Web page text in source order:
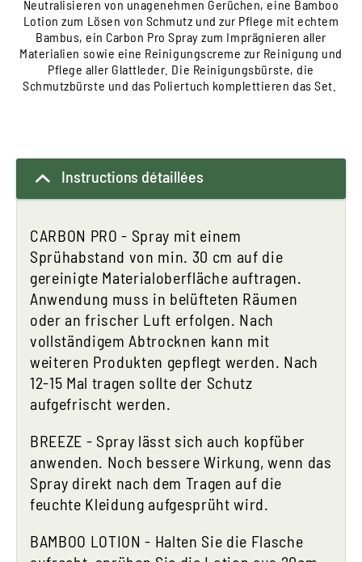
Neutralisieren von unagenehmen Gerüchen, eine Bamboo
Lotion zum Lösen von Schmutz und zur Pflege mit echtem
Bambus, ein Carbon Pro Spray zum Imprägnieren aller
Materialien sowie eine Reinigungscreme zur Reinigung und
Pflege aller Glattleder. Die Reinigungsbürste, die
Schmutzbürste und das Poliertuch komplettieren das Set.
Instructions détaillées
CARBON PRO - Spray mit einem
Sprühabstand von min. 30 cm auf die
gereinigte Materialoberfläche auftragen.
Anwendung muss in belüfteten Räumen
oder an frischer Luft erfolgen. Nach
vollständigem Abtrocknen kann mit
weiteren Produkten gepflegt werden. Nach
12-15 Mal tragen sollte der Schutz
aufgefrischt werden.
BREEZE - Spray lässt sich auch kopfüber
anwenden. Noch bessere Wirkung, wenn das
Spray direkt nach dem Tragen auf die
feuchte Kleidung aufgesprüht wird.
BAMBOO LOTION - Halten Sie die Flasche